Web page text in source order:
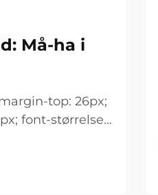
Må-ha i
top: 26px;
font-størrelse:
} .blog-content